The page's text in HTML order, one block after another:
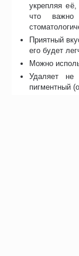
укрепляя её,
что важно
Приятный
его будет
Можно
Удаляет не
пигментный